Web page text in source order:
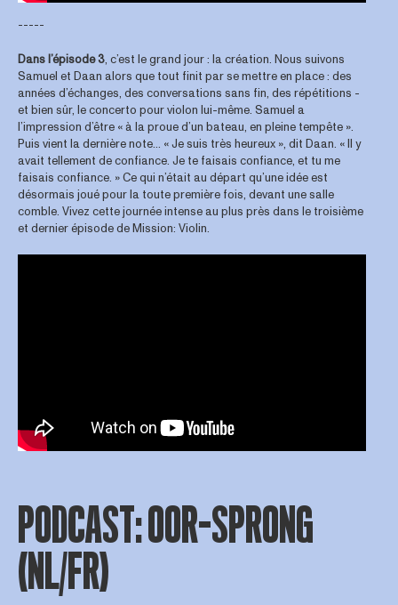
-----
​Dans l’épisode 3, c’est le grand jour : la création. Nous suivons
Samuel et Daan alors que tout finit par se mettre en place : des
années d’échanges, des conversations sans fin, des répétitions -
et bien sûr, le concerto pour violon lui-même. Samuel a
l’impression d’être « à la proue d’un bateau, en pleine tempête ».
Puis vient la dernière note… « Je suis très heureux », dit Daan. « Il y
avait tellement de confiance. Je te faisais confiance, et tu me
faisais confiance. » Ce qui n’était au départ qu’une idée est
désormais joué pour la toute première fois, devant une salle
comble. Vivez cette journée intense au plus près dans le troisième
et dernier épisode de Mission: Violin.
PODCAST: OOR-SPRONG
(NL/FR)